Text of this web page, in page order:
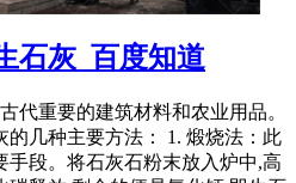
石灰_百度知道
代重要的建筑材料和农业用品。
的几种主要方法： 1. 煅烧法：此
手段。将石灰石粉末放入炉中,高